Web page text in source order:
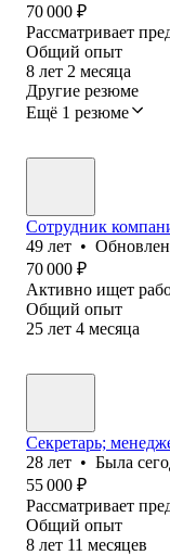
70 000 ₽
Рассматривает
Общий опыт
8 лет 2 месяца
Другие резюме
Ещё 1 резюме
Сотрудник
49 лет •
70 000 ₽
Активно ищет
Общий опыт
25 лет 4 месяца
Секретарь;
28 лет • Была
55 000 ₽
Рассматривает
Общий опыт
8 лет 11 месяцев